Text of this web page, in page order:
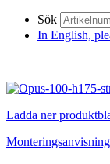
Sök
In English,
Ladda ner